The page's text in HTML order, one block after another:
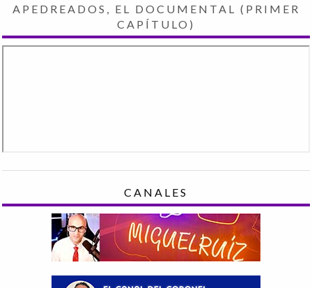
APEDREADOS, EL DOCUMENTAL (PRIMER
CAPÍTULO)
CANALES